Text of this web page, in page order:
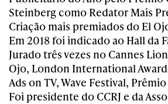
Steinberg como Redator Mais
Criação mais premiados do El
Em 2018 foi indicado ao Hall da
Jurado três vezes no Cannes
Ojo, London International
Ads on TV, Wave Festival,
Foi presidente do CCRJ e da